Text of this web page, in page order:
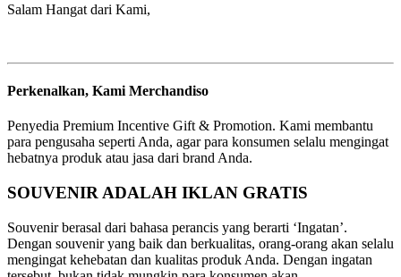
Salam Hangat dari Kami,
Perkenalkan, Kami Merchandiso
Penyedia Premium Incentive Gift & Promotion. Kami membantu
para pengusaha seperti Anda, agar para konsumen selalu mengingat
hebatnya produk atau jasa dari brand Anda.
SOUVENIR ADALAH IKLAN GRATIS
Souvenir berasal dari bahasa perancis yang berarti ‘Ingatan’.
Dengan souvenir yang baik dan berkualitas, orang-orang akan selalu
mengingat kehebatan dan kualitas produk Anda. Dengan ingatan